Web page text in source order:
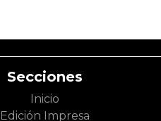
Secciones
Inicio
Edición Impresa